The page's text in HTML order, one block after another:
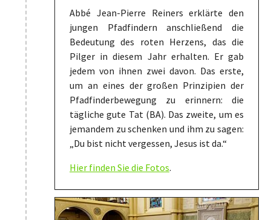
Abbé Jean-Pierre Reiners erklärte den
jungen Pfadfindern anschließend die
Bedeutung des roten Herzens, das die
Pilger in diesem Jahr erhalten. Er gab
jedem von ihnen zwei davon. Das erste,
um an eines der großen Prinzipien der
Pfadfinderbewegung zu erinnern: die
tägliche gute Tat (BA). Das zweite, um es
jemandem zu schenken und ihm zu sagen:
„Du bist nicht vergessen, Jesus ist da.“
Hier finden Sie die Fotos.